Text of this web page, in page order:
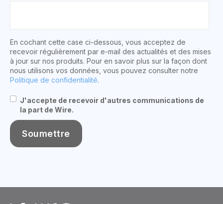
En cochant cette case ci-dessous, vous acceptez de
recevoir régulièrement par e-mail des actualités et des mises
à jour sur nos produits. Pour en savoir plus sur la façon dont
nous utilisons vos données, vous pouvez consulter notre
Politique de confidentialité.
J'accepte de recevoir d'autres communications de
la part de Wire.